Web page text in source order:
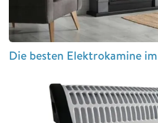
Die besten Elektrokamine